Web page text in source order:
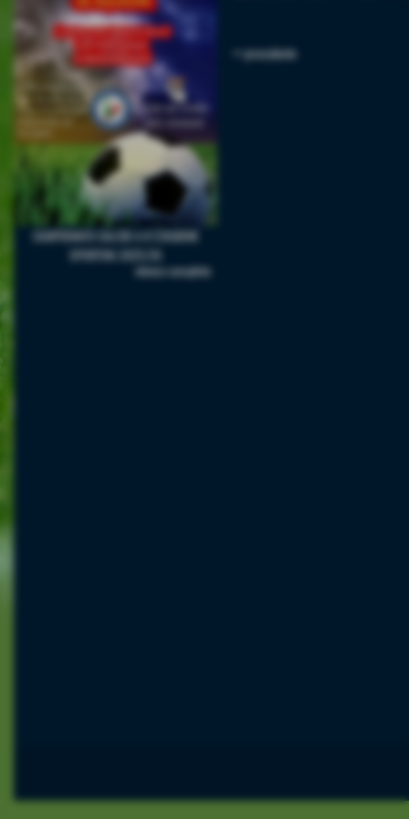
CAMPIONATO CALCIO A 8 STAGIONE
SPORTIVA 2025/26
elenco completo
<< precedente